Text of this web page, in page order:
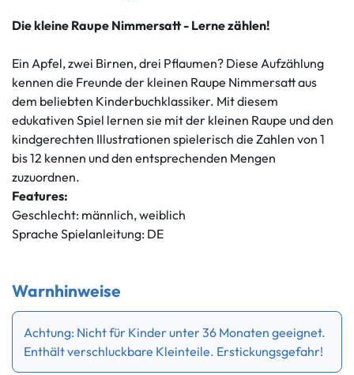
Die kleine Raupe Nimmersatt - Lerne zählen!
Ein Apfel, zwei Birnen, drei Pflaumen? Diese Aufzählung
kennen die Freunde der kleinen Raupe Nimmersatt aus
dem beliebten Kinderbuchklassiker. Mit diesem
edukativen Spiel lernen sie mit der kleinen Raupe und den
kindgerechten Illustrationen spielerisch die Zahlen von 1
bis 12 kennen und den entsprechenden Mengen
zuzuordnen.
Features:
Geschlecht: männlich, weiblich
Sprache Spielanleitung: DE
Warnhinweise
Achtung: Nicht für Kinder unter 36 Monaten geeignet.
Enthält verschluckbare Kleinteile. Erstickungsgefahr!